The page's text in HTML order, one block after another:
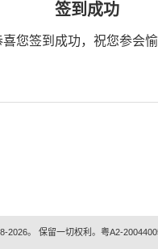
签到成功
喜您签到成功，祝您参会愉
2026。 保留一切权利。粤A2-